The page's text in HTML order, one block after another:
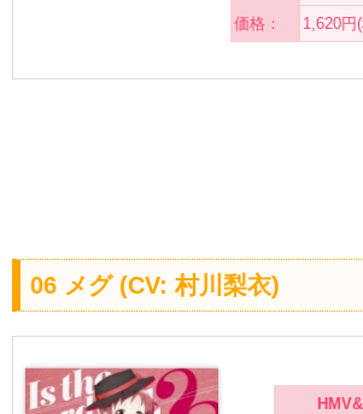
価格：
1,620円
06 メグ (CV: 村川梨衣)